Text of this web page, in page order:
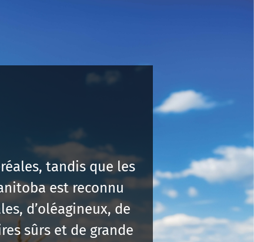
tandis que les
est reconnu
d’oléagineux, de
sûrs et de grande